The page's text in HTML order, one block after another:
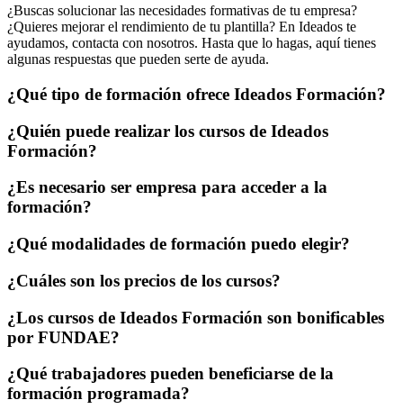
¿Buscas solucionar las necesidades formativas de tu empresa?
¿Quieres mejorar el rendimiento de tu plantilla? En Ideados te
ayudamos, contacta con nosotros. Hasta que lo hagas, aquí tienes
algunas respuestas que pueden serte de ayuda.
¿Qué tipo de formación ofrece Ideados Formación?
¿Quién puede realizar los cursos de Ideados
Formación?
¿Es necesario ser empresa para acceder a la
formación?
¿Qué modalidades de formación puedo elegir?
¿Cuáles son los precios de los cursos?
¿Los cursos de Ideados Formación son bonificables
por FUNDAE?
¿Qué trabajadores pueden beneficiarse de la
formación programada?